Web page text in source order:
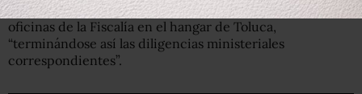
Paralas 19:12 horas, el Cienfuegos Zepeda se retiró de las
oficinas de la Fiscalía en el hangar de Toluca,
“terminándose así las diligencias ministeriales
correspondientes”.